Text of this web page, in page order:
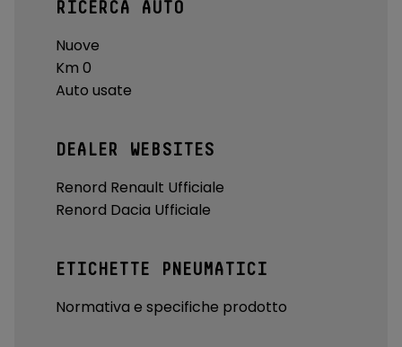
RICERCA AUTO
Nuove
Km 0
Auto usate
DEALER WEBSITES
Renord Renault Ufficiale
Renord Dacia Ufficiale
ETICHETTE PNEUMATICI
Normativa e specifiche prodotto